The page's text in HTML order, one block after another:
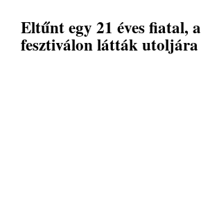
Eltűnt egy 21 éves fiatal,
fesztiválon látták utoljára